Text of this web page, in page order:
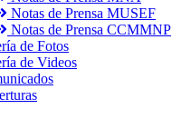
Notas de Prensa MUSEF
Notas de Prensa CCMMNP
de Fotos
de Videos